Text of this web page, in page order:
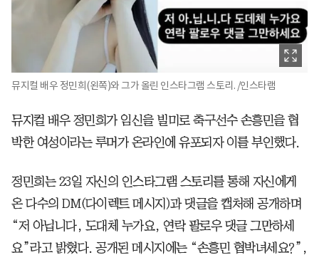
뮤지컬 배우 정민희(왼쪽)와 그가 올린 인스타그램 스토리. /인스타램
뮤지컬 배우 정민희가 임신을 빌미로 축구선수 손흥민을 협
박한 여성이라는 루머가 온라인에 유포되자 이를 부인했다.
정민희는 23일 자신의 인스타그램 스토리를 통해 자신에게
온 다수의 DM(다이렉트 메시지)과 댓글을 캡처해 공개하며
“저 아닙니다, 도대체 누가요, 연락 팔로우 댓글 그만하세
요”라고 밝혔다. 공개된 메시지에는 “손흥민 협박녀세요?”,